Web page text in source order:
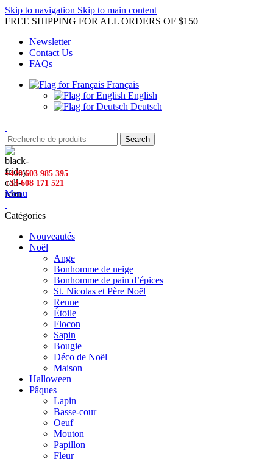
Skip to navigation Skip to main content
FREE SHIPPING FOR ALL ORDERS OF $150
Newsletter
Contact Us
FAQs
Français
English
Deutsch
Search
+420 603 985 395
+33 608 171 521
Menu
Catégories
Nouveautés
Noël
Ange
Bonhomme de neige
Bonhomme de pain d’épices
St. Nicolas et Père Noël
Renne
Étoile
Flocon
Sapin
Bougie
Déco de Noël
Maison
Halloween
Pâques
Lapin
Basse-cour
Oeuf
Mouton
Papillon
Fleur